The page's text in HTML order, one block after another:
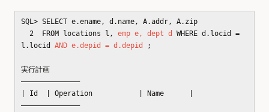
SQL> SELECT e.ename, d.name, A.addr, A.zip
2 FROM locations l, emp e, dept d
WHERE d.locid =
l.locid AND e.depid = d.depid ;
実行計画
—————————————–
| Id | Operation | Name |
—————————————–